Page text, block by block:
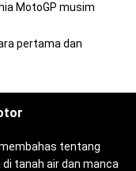
MotoGP musim
pertama dan
tentang
tanah air dan manca